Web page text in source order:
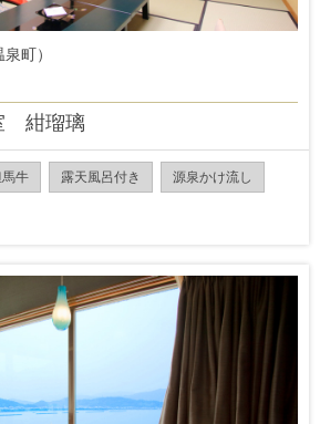
町）
紺瑠璃
牛 露天風呂付き 源泉かけ流し